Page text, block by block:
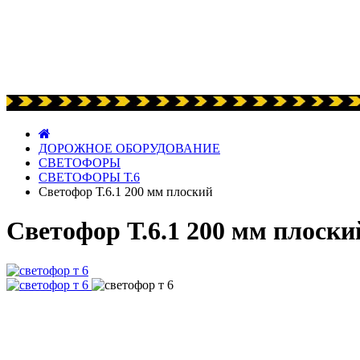
ДОРОЖНОЕ ОБОРУДОВАНИЕ
СВЕТОФОРЫ
СВЕТОФОРЫ Т.6
Светофор Т.6.1 200 мм плоский
Светофор Т.6.1 200 мм